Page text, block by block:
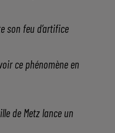
son feu d’artifice
ce phénomène en
de Metz lance un